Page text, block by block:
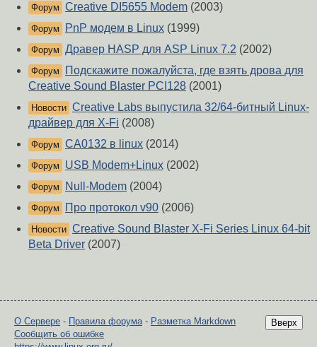
Форум Creative DI5655 Modem (2003)
Форум PnP модем в Linux (1999)
Форум Дравер HASP для ASP Linux 7.2 (2002)
Форум
Подскажите пожалуйста, где взять дрова для
Creative Sound Blaster PCI128 (2001)
Новости Creative Labs выпустила 32/64-битный Linux-
драйвер для X-Fi (2008)
Форум CA0132 в linux (2014)
Форум USB Modem+Linux (2002)
Форум Null-Modem (2004)
Форум Про протокол v90 (2006)
Новости Creative Sound Blaster X-Fi Series Linux 64-bit
Beta Driver (2007)
Вверх
О Сервере - Правила форума- Разметка Markdown
Сообщить об ошибке